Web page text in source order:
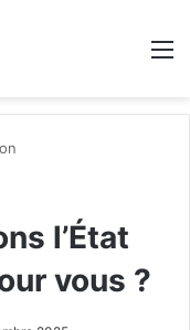
l’État
vous ?